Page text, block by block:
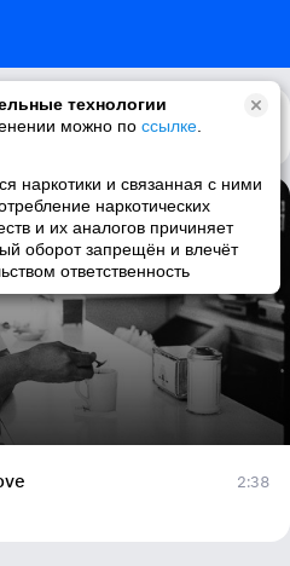
технологии
можно по ссылке
наркотики и связанная с ними
наркотических
и их аналогов причиняет
оборот запрещён и влечёт
ответственность
2:38